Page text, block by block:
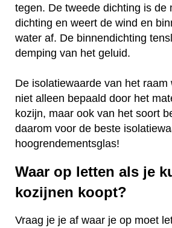
tegen. De tweede dichting is de
dichting en weert de wind en
water af. De binnendichting
demping van het geluid.
De isolatiewaarde van het raam
niet alleen bepaald door het
kozijn, maar ook van het soort
daarom voor de beste
hoogrendementsglas!
Waar op letten als je
kozijnen koopt?
Vraag je je af waar je op moet